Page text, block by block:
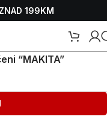
199KM
“MAKITA”